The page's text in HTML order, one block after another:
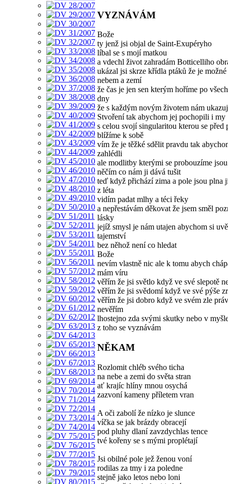
VYZNÁVÁM
Bože
ty jenž jsi objal de Saint-Exupéryho
líbal se s mojí matkou
a vdechl život zahradám Botticelliho
ukázal jsi skrze křídla ptáků že je
nebem a zemí
že čas je jen sen kterým hoříme po
dny
že s každým novým životem nám
Stvoření tak abychom jej pochopili i my
s celou svojí singularitou kterou se před
blížíme k sobě
vím že je těžké sdělit pravdu tak
zahlédli
ale modlitby kterými se probouzíme
něčím co nám ji dává tušit
teď když přichází zima a pole jsou plna
z léta
vidím padat mlhy a téci řeky
a nepřestávám děkovat že jsem směl
lásky
jejíž smysl je nám utajen abychom si
tajemství
bez něhož není co hledat
Bože
nevím vlastně nic ale k tomu abych
mám víru
věřím že jsi světlo když ve své slepotě
věřím že jsi svědomí když ve své pýše
věřím že jsi dobro když ve svém zle
nevěřím
lhostejno zda svými skutky nebo v
z toho se vyznávám
NĚKAM
Rozlomit chléb svého ticha
na nebe a zemi do světa stran
ať krajíc hlíny mnou osychá
zazvoní kameny příletem vran
A oči zabolí že nízko je slunce
víčka se jak brázdy obracejí
pod pluhy dlaní zavzdychlas tence
tvé kořeny se s mými proplétají
Jsi obilné pole jež ženou voní
rodilas za tmy i za poledne
stejně jako letos nebo loni